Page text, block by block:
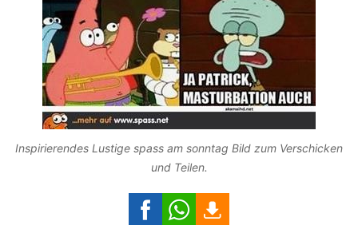
Inspirierendes Lustige spass am sonntag Bild zum Verschicken
und Teilen.